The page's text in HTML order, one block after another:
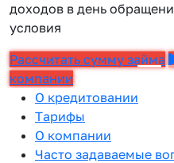
доходов в день
условия
Рассчитать сумму займа
компании
О кредитовании
Тарифы
О компании
Часто задаваемые